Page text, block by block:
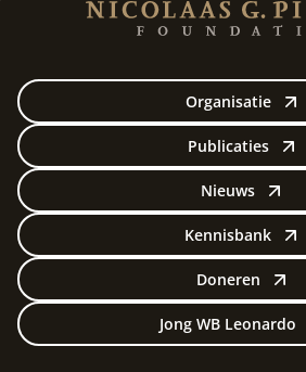
Organisatie
Publicaties
Nieuws
Kennisbank
Doneren
Jong WB Leonardo